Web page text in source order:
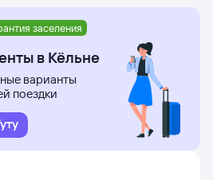
заселения
в Кёльне
варианты
поездки